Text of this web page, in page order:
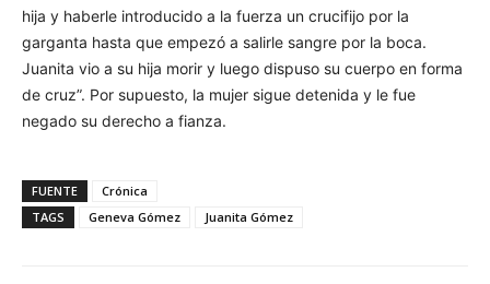
hija y haberle introducido a la fuerza un crucifijo por la
garganta hasta que empezó a salirle sangre por la boca.
Juanita vio a su hija morir y luego dispuso su cuerpo en forma
de cruz”. Por supuesto, la mujer sigue detenida y le fue
negado su derecho a fianza.
FUENTE
Crónica
TAGS
Geneva Gómez Juanita Gómez